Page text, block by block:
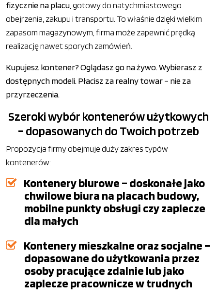
fizycznie na placu , gotowy do natychmiastowego
obejrzenia, zakupu i transportu. To właśnie dzięki wielkim
zapasom magazynowym, firma może zapewnić prędką
realizację nawet sporych zamówień.
Kupujesz kontener? Oglądasz go na żywo. Wybierasz z
dostępnych modeli. Płacisz za realny towar – nie za
przyrzeczenia.
Szeroki wybór kontenerów użytkowych
– dopasowanych do Twoich potrzeb
Propozycja firmy obejmuje duży zakres typów
kontenerów:
Kontenery biurowe – doskonałe jako
chwilowe biura na placach budowy,
mobilne punkty obsługi czy zaplecze
dla małych
Kontenery mieszkalne oraz socjalne –
dopasowane do użytkowania przez
osoby pracujące zdalnie lub jako
zaplecze pracownicze w trudnych